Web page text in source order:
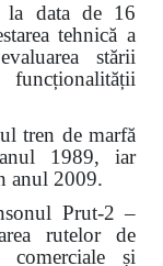
la data de 16
tehnică a
stării
tren de marfă
1989, iar
anul 2009.
Prut-2 –
rutelor de
comerciale și